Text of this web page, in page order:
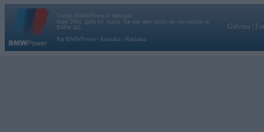
Vortāls BMWPower.lv darbojas
kopš 2002. gada 14. maija. Tas nav auto klubs un nav saistīts ar
BMW AG.
Par BMWPower
Kontakti Reklāma
Galvena